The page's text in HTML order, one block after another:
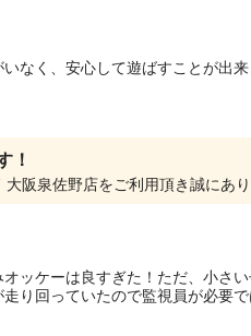
なく、安心して遊ばすことが出
！
ッケーは良すぎた！ただ、小さ
り回っていたので監視員が必要